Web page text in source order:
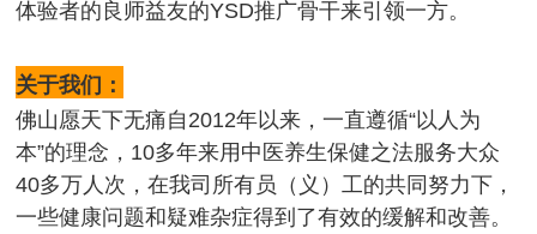
体验者的良师益友的YSD推广骨干来引领一方。
关于我们：
佛山愿天下无痛自2012年以来，一直遵循“以人为
本”的理念，10多年来用中医养生保健之法服务大众
40多万人次，在我司所有员（义）工的共同努力下，
一些健康问题和疑难杂症得到了有效的缓解和改善。